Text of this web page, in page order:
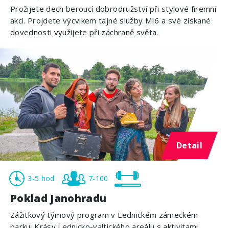
Prožijete dech beroucí dobrodružství při stylové firemní
akci. Projdete výcvikem tajné služby MI6 a své získané
dovednosti využijete při záchraně světa.
Detail
3-5 hod 7-100
Poklad Janohradu
Zážitkový týmový program v Lednickém zámeckém